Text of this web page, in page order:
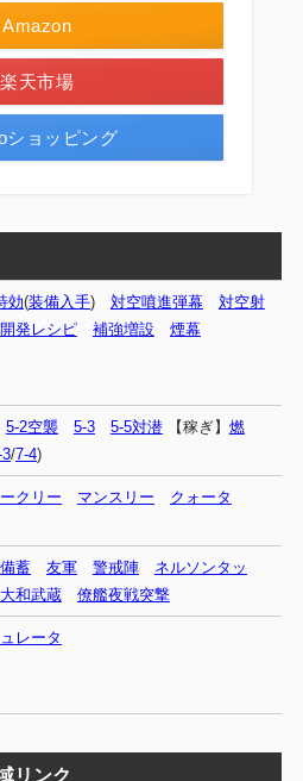
Amazon
楽天市場
ショッピング
効(装備入手) 対空噴進弾幕
対空射
開発レシピ 補強増設 煙幕
5-2空襲 5-3 5-5対潜【稼ぎ】 燃
/7-4)
クリー マンスリー
クォータ
備蓄 友軍 警戒陣
ネルソンタッ
大和武蔵 僚艦夜戦突撃
レータ
リンク